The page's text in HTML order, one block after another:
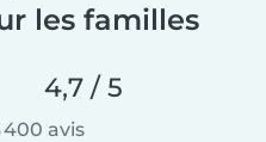
les familles
4,7 / 5
400 avis